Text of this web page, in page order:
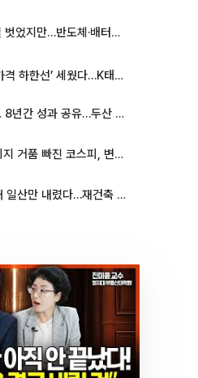
‘한국판 IRA’ 베일 벗었지만…반도체·배터리 업계 “시행령이 관건”
美 폴리실리콘 ‘가격 하한선’ 세웠다…K태양광 수혜 기대
SK실트론 팔고도 8년간 성과 공유…두산 인수대금 2.3조가 끝 아냐
블룸버그 “레버리지 거품 빠진 코스피, 변동성 최악 국면 지났을 가능성”
분당·평촌 오를 때 일산만 내렸다…재건축 기대감도 ‘무색’